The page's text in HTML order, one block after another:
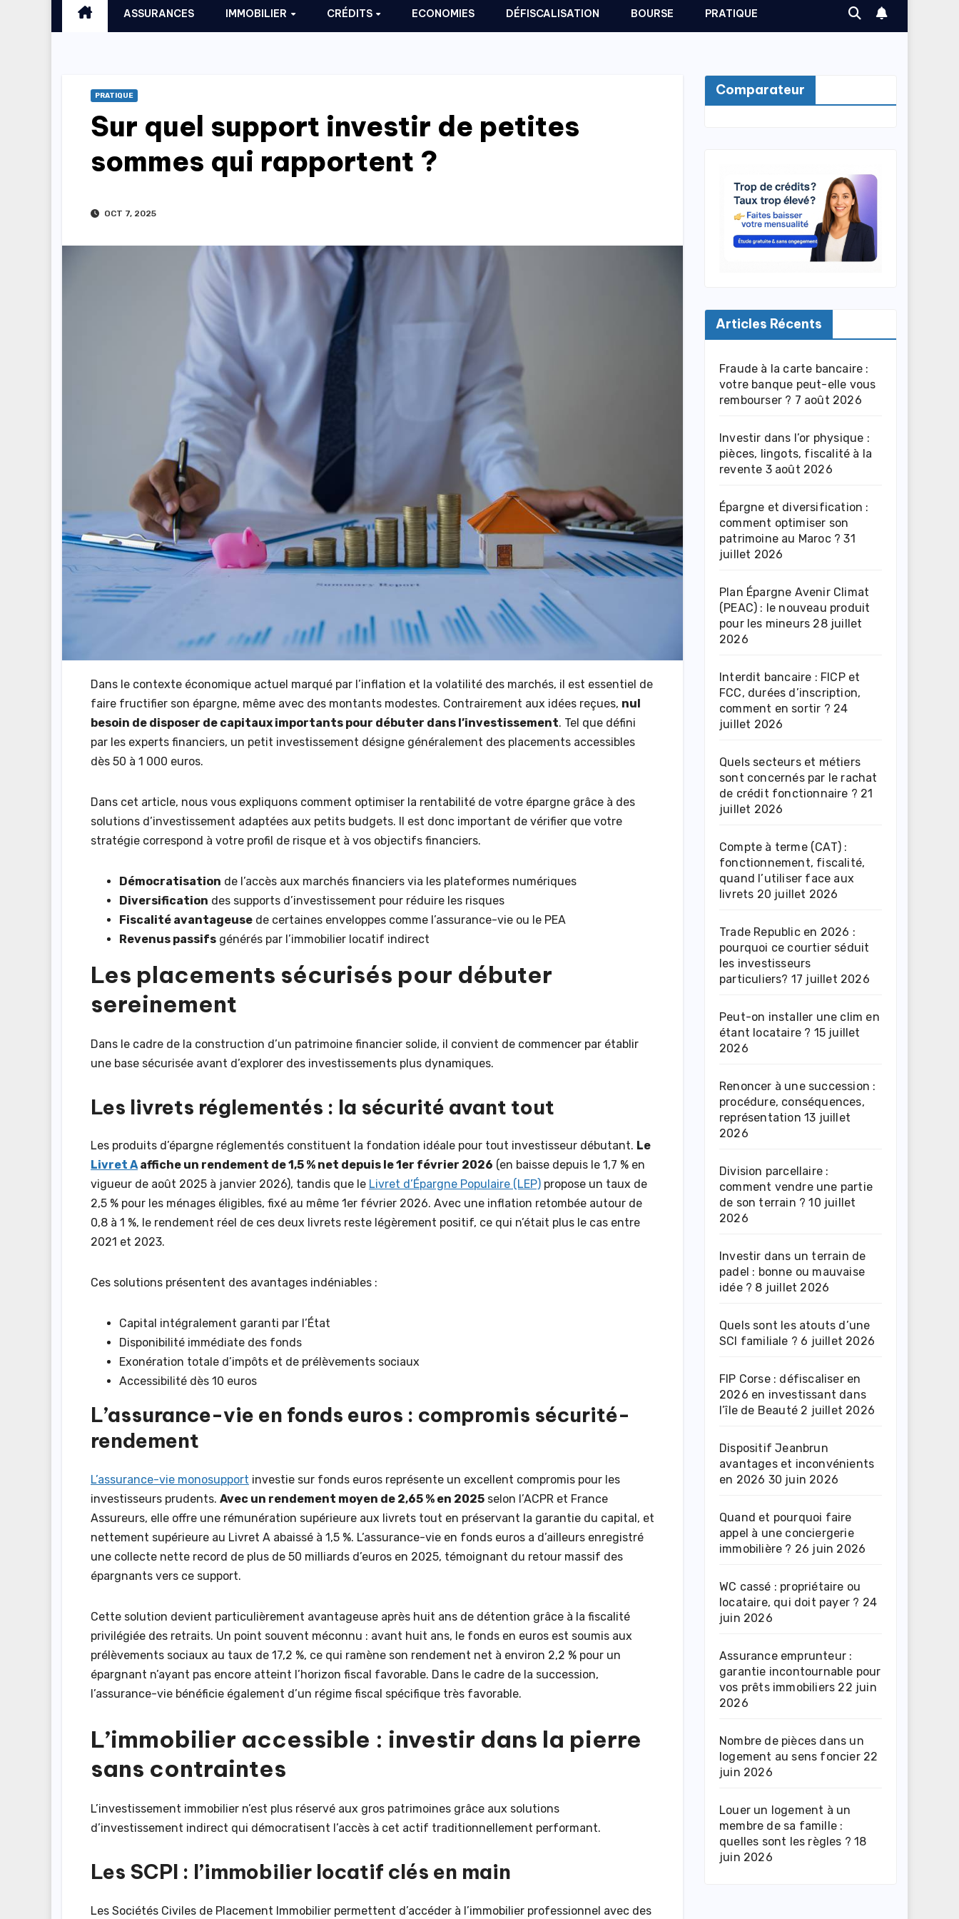
ASSURANCES IMMOBILIER CRÉDITS ECONOMIES DÉFISCALISATION BOURSE PRATIQUE
PRATIQUE
Sur quel support investir de petites
sommes qui rapportent ?
OCT 7, 2025
Dans le contexte économique actuel marqué par l’inflation et la volatilité des marchés, il est essentiel de
faire fructifier son épargne, même avec des montants modestes. Contrairement aux idées reçues, nul
besoin de disposer de capitaux importants pour débuter dans l’investissement. Tel que défini
par les experts financiers, un petit investissement désigne généralement des placements accessibles
dès 50 à 1 000 euros.
Dans cet article, nous vous expliquons comment optimiser la rentabilité de votre épargne grâce à des
solutions d’investissement adaptées aux petits budgets. Il est donc important de vérifier que votre
stratégie correspond à votre profil de risque et à vos objectifs financiers.
Démocratisation de l’accès aux marchés financiers via les plateformes numériques
Diversification des supports d’investissement pour réduire les risques
Fiscalité avantageuse de certaines enveloppes comme l’assurance-vie ou le PEA
Revenus passifs générés par l’immobilier locatif indirect
Les placements sécurisés pour débuter
sereinement
Dans le cadre de la construction d’un patrimoine financier solide, il convient de commencer par établir
une base sécurisée avant d’explorer des investissements plus dynamiques.
Les livrets réglementés : la sécurité avant tout
Les produits d’épargne réglementés constituent la fondation idéale pour tout investisseur débutant. Le
Livret Aaffiche un rendement de 1,5 % net depuis le 1er février 2026 (en baisse depuis le 1,7 % en
vigueur de août 2025 à janvier 2026), tandis que le Livret d’Épargne Populaire (LEP) propose un taux de
2,5 % pour les ménages éligibles, fixé au même 1er février 2026. Avec une inflation retombée autour de
0,8 à 1 %, le rendement réel de ces deux livrets reste légèrement positif, ce qui n’était plus le cas entre
2021 et 2023.
Ces solutions présentent des avantages indéniables :
Capital intégralement garanti par l’État
Disponibilité immédiate des fonds
Exonération totale d’impôts et de prélèvements sociaux
Accessibilité dès 10 euros
L’assurance-vie en fonds euros : compromis sécurité-
rendement
L’assurance-vie monosupport investie sur fonds euros représente un excellent compromis pour les
investisseurs prudents. Avec un rendement moyen de 2,65 % en 2025 selon l’ACPR et France
Assureurs, elle offre une rémunération supérieure aux livrets tout en préservant la garantie du capital, et
nettement supérieure au Livret A abaissé à 1,5 %. L’assurance-vie en fonds euros a d’ailleurs enregistré
une collecte nette record de plus de 50 milliards d’euros en 2025, témoignant du retour massif des
épargnants vers ce support.
Cette solution devient particulièrement avantageuse après huit ans de détention grâce à la fiscalité
privilégiée des retraits. Un point souvent méconnu : avant huit ans, le fonds en euros est soumis aux
prélèvements sociaux au taux de 17,2 %, ce qui ramène son rendement net à environ 2,2 % pour un
épargnant n’ayant pas encore atteint l’horizon fiscal favorable. Dans le cadre de la succession,
l’assurance-vie bénéficie également d’un régime fiscal spécifique très favorable.
L’immobilier accessible : investir dans la pierre
sans contraintes
L’investissement immobilier n’est plus réservé aux gros patrimoines grâce aux solutions
d’investissement indirect qui démocratisent l’accès à cet actif traditionnellement performant.
Les SCPI : l’immobilier locatif clés en main
Les Sociétés Civiles de Placement Immobilier permettent d’accéder à l’immobilier professionnel avec des
Comparateur
Articles Récents
Fraude à la carte bancaire :
votre banque peut-elle vous
rembourser ? 7 août 2026
Investir dans l’or physique :
pièces, lingots, fiscalité à la
revente 3 août 2026
Épargne et diversification :
comment optimiser son
patrimoine au Maroc ? 31
juillet 2026
Plan Épargne Avenir Climat
(PEAC) : le nouveau produit
pour les mineurs 28 juillet
2026
Interdit bancaire : FICP et
FCC, durées d’inscription,
comment en sortir ? 24
juillet 2026
Quels secteurs et métiers
sont concernés par le rachat
de crédit fonctionnaire ? 21
juillet 2026
Compte à terme (CAT) :
fonctionnement, fiscalité,
quand l’utiliser face aux
livrets 20 juillet 2026
Trade Republic en 2026 :
pourquoi ce courtier séduit
les investisseurs
particuliers? 17 juillet 2026
Peut-on installer une clim en
étant locataire ? 15 juillet
2026
Renoncer à une succession :
procédure, conséquences,
représentation 13 juillet
2026
Division parcellaire :
comment vendre une partie
de son terrain ? 10 juillet
2026
Investir dans un terrain de
padel : bonne ou mauvaise
idée ? 8 juillet 2026
Quels sont les atouts d’une
SCI familiale ? 6 juillet 2026
FIP Corse : défiscaliser en
2026 en investissant dans
l’île de Beauté 2 juillet 2026
Dispositif Jeanbrun
avantages et inconvénients
en 2026 30 juin 2026
Quand et pourquoi faire
appel à une conciergerie
immobilière ? 26 juin 2026
WC cassé : propriétaire ou
locataire, qui doit payer ? 24
juin 2026
Assurance emprunteur :
garantie incontournable pour
vos prêts immobiliers 22 juin
2026
Nombre de pièces dans un
logement au sens foncier 22
juin 2026
Louer un logement à un
membre de sa famille :
quelles sont les règles ? 18
juin 2026